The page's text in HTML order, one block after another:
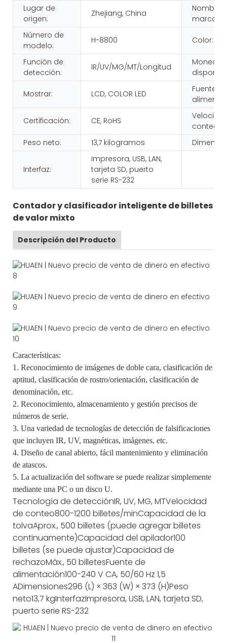
Lugar de
origen:
Zhejiang, China
Nombre
marca:
Número de
modelo:
H-8800 Color:
Función de
detección:
IR/UV/MG/MT/Longitud
Moneda
Mostrar: LCD, COLOR LED
Fuente
Certificación: CE, RoHS
conteo:
Peso neto:
13,7 kilogramos
Interfaz:
Impresora, USB, LAN,
tarjeta SD, puerto
serie RS-232
Contador y clasificador inteligente de billetes
de valor mixto
Descripción del Producto
Características:
1. Reconocimiento de imágenes de doble cara, clasificación de
aptitud, clasificación de rostro/orientación, clasificación de
denominación, etc.
2. Reconocimiento, almacenamiento y gestión precisos de
números de serie.
3. Una variedad de tecnologías de detección de falsificaciones
que incluyen IR, UV, magnéticas, imágenes, etc.
4. Diseño de canal abierto, fácil mantenimiento y eliminación
de atascos.
5. La actualización del software se puede realizar simplemente
mediante una PC o un disco U.
Tecnología de detecciónIR, UV, MG, MTVelocidad
de conteo800-1200 billetes/minCapacidad de la
tolvaAprox., 500 billetes (puede agregar billetes
continuamente)Capacidad del apilador100
billetes (se puede ajustar)Capacidad de
rechazoMáx., 50 billetesFuente de
alimentación100-240 V CA, 50/60 Hz 1,5
ADimensiones296 (L) × 363 (W) × 373 (H)Peso
neto13,7 kgInterfazImpresora, USB, LAN, tarjeta SD,
puerto serie RS-232